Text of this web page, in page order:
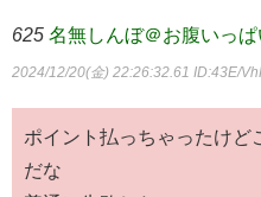
625 名無しんぼ＠お腹いっ
2024/12/20(金) 22:26:32.61 ID:43E/
ポイント払っちゃったけど
だな